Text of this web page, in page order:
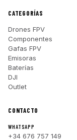
CATEGORÍAS
Drones FPV
Componentes
Gafas FPV
Emisoras
Baterías
DJI
Outlet
CONTACTO
WHATSAPP
+34 676 757 149